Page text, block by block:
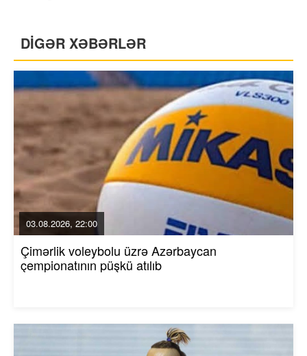
DİGƏR XƏBƏRLƏR
03.08.2026, 22:00
Çimərlik voleybolu üzrə Azərbaycan
çempionatının püşkü atılıb